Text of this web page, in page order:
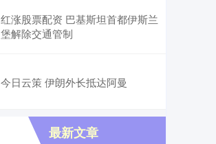
红涨股票配资 巴基斯坦首都伊斯兰
堡解除交通管制
今日云策 伊朗外长抵达阿曼
最新文章